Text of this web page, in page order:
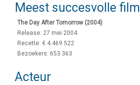
Meest succesvolle film
The Day After Tomorrow (2004)
Release: 27 mei 2004
Recette: € 4.469.522
Bezoekers: 653.363
Acteur